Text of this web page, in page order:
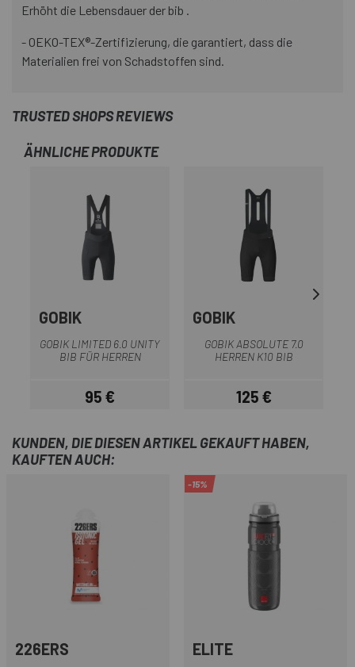
Erhöht die Lebensdauer der bib .
- OEKO-TEX®-Zertifizierung, die garantiert, dass die
Materialien frei von Schadstoffen sind.
TRUSTED SHOPS REVIEWS
ÄHNLICHE PRODUKTE
GOBIK
GOBIK LIMITED 6.0 UNITY
BIB FÜR HERREN
Preis
95 €
GOBIK
GOBIK ABSOLUTE 7.0
HERREN K10 BIB
Preis
125 €
KUNDEN, DIE DIESEN ARTIKEL GEKAUFT HABEN,
KAUFTEN AUCH:
226ERS
-15%
ELITE